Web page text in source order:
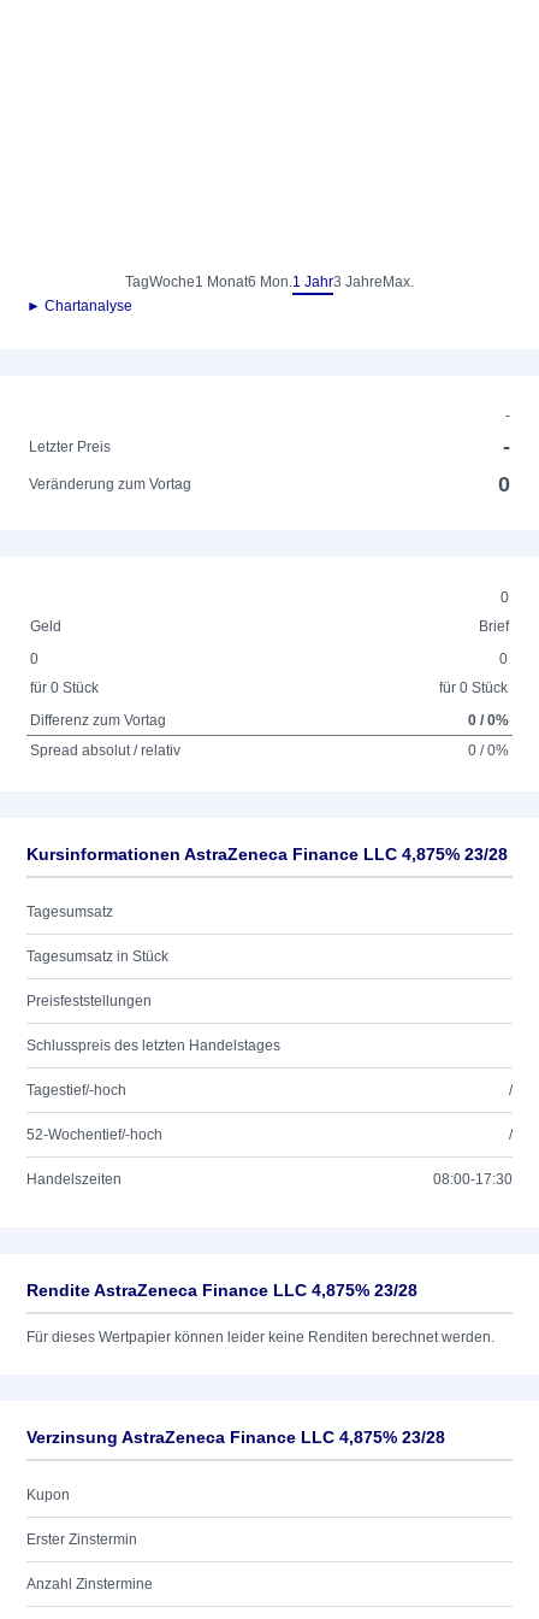
TagWoche1 Monat6 Mon.1 Jahr3 Jahre Max.
► Chartanalyse
-
Letzter Preis
-
Veränderung zum Vortag 0
0
Geld
Brief
0
für 0 Stück
0
für 0 Stück
Differenz zum Vortag
0 / 0%
Spread absolut / relativ
0 / 0%
Kursinformationen AstraZeneca Finance LLC 4,875% 23/28
Tagesumsatz
Tagesumsatz in Stück
Preisfeststellungen
Schlusspreis des letzten Handelstages
Tagestief/-hoch /
52-Wochentief/-hoch /
Handelszeiten 08:00-17:30
Rendite AstraZeneca Finance LLC 4,875% 23/28
Für dieses Wertpapier können leider keine Renditen berechnet werden.
Verzinsung AstraZeneca Finance LLC 4,875% 23/28
Kupon
Erster Zinstermin
Anzahl Zinstermine